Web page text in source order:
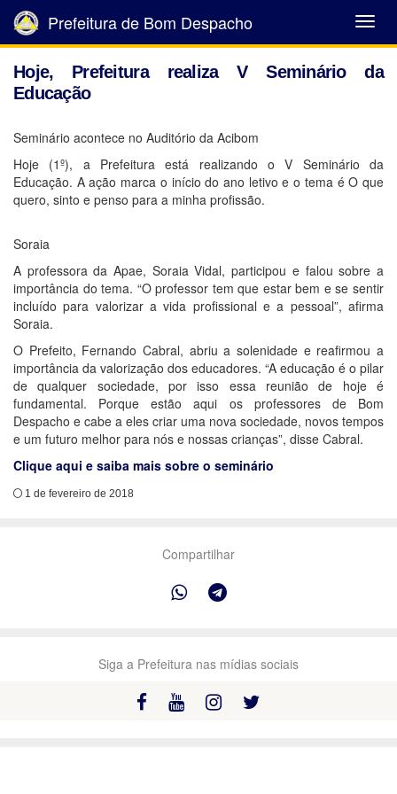
Abrir
Menu
Prefeitura de Bom Despacho
Hoje, Prefeitura realiza V Seminário da
Educação
Seminário acontece no Auditório da Acibom
Hoje (1º), a Prefeitura está realizando o V Seminário da
Educação. A ação marca o início do ano letivo e o tema é O que
quero, sinto e penso para a minha profissão.
Soraia
A professora da Apae, Soraia Vidal, participou e falou sobre a
importância do tema. “O professor tem que estar bem e se sentir
incluído para valorizar a vida profissional e a pessoal”, afirma
Soraia.
O Prefeito, Fernando Cabral, abriu a solenidade e reafirmou a
importância da valorização dos educadores. “A educação é o pilar
de qualquer sociedade, por isso essa reunião de hoje é
fundamental. Porque estão aqui os professores de Bom
Despacho e cabe a eles criar uma nova sociedade, novos tempos
e um futuro melhor para nós e nossas crianças”, disse Cabral.
Clique aqui e saiba mais sobre o seminário
1 de fevereiro de 2018
Compartilhar
Siga a Prefeitura nas mídias sociais